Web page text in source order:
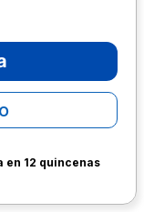
en 12 quincenas